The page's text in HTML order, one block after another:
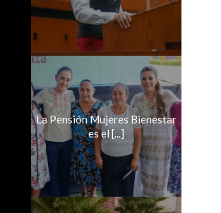
La Pensión Mujeres Bienestar
es el [...]